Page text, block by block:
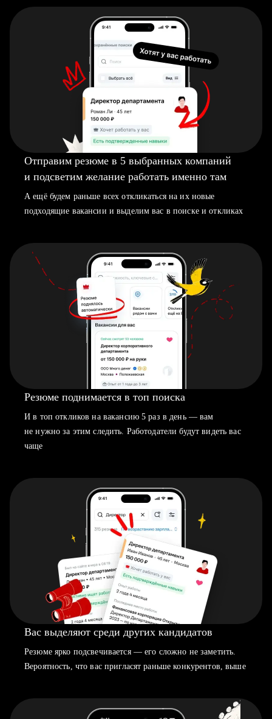
Отправим резюме в 5 выбранных компаний
и подсветим желание работать именно там
А ещё будем раньше всех откликаться на их новые
подходящие вакансии и выделим вас в поиске и откликах
Резюме поднимается в топ поиска
И в топ откликов на вакансию 5 раз в день — вам
не нужно за этим следить. Работодатели будут видеть вас
чаще
Вас выделяют среди других кандидатов
Резюме ярко подсвечивается — его сложно не заметить.
Вероятность, что вас пригласят раньше конкурентов, выше